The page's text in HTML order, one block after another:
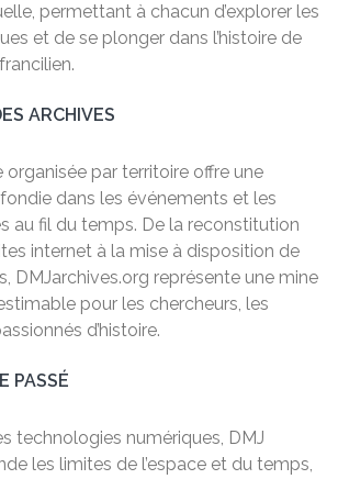
permettant à chacun d’explorer les
et de se plonger dans l’histoire de
ARCHIVES
par territoire offre une
dans les événements et les
au fil du temps. De la reconstitution
internet à la mise à disposition de
DMJarchives.org représente une mine
pour les chercheurs, les
d’histoire.
PASSÉ
technologies numériques, DMJ
les limites de l’espace et du temps,